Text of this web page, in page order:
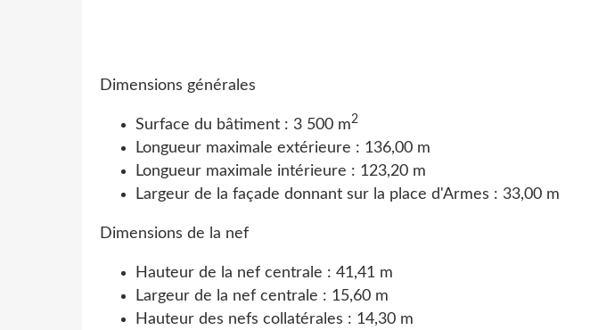
Dimensions générales
Surface du bâtiment : 3 500 m2
Longueur maximale extérieure : 136,00 m
Longueur maximale intérieure : 123,20 m
Largeur de la façade donnant sur la place d'Armes : 33,00 m
Dimensions de la nef
Hauteur de la nef centrale : 41,41 m
Largeur de la nef centrale : 15,60 m
Hauteur des nefs collatérales : 14,30 m